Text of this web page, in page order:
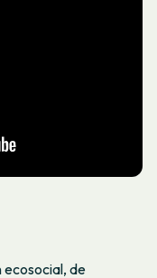
ecosocial, de